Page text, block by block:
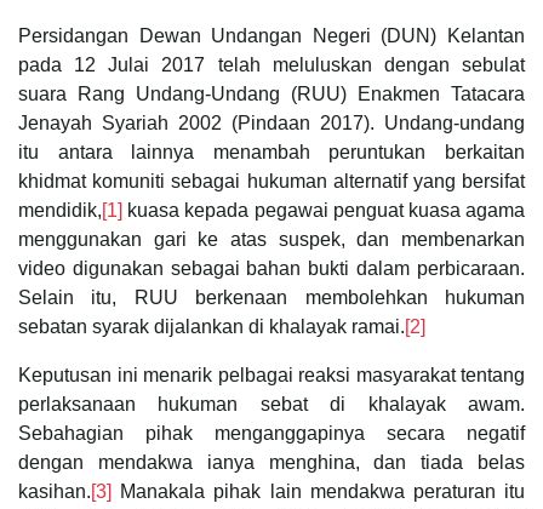
Persidangan Dewan Undangan Negeri (DUN) Kelantan
pada 12 Julai 2017 telah meluluskan dengan sebulat
suara Rang Undang-Undang (RUU) Enakmen Tatacara
Jenayah Syariah 2002 (Pindaan 2017). Undang-undang
itu antara lainnya menambah peruntukan berkaitan
khidmat komuniti sebagai hukuman alternatif yang bersifat
mendidik,[1] kuasa kepada pegawai penguat kuasa agama
menggunakan gari ke atas suspek, dan membenarkan
video digunakan sebagai bahan bukti dalam perbicaraan.
Selain itu, RUU berkenaan membolehkan hukuman
sebatan syarak dijalankan di khalayak ramai.[2]
Keputusan ini menarik pelbagai reaksi masyarakat tentang
perlaksanaan hukuman sebat di khalayak awam.
Sebahagian pihak menganggapinya secara negatif
dengan mendakwa ianya menghina, dan tiada belas
kasihan.[3]
Manakala pihak lain mendakwa peraturan itu